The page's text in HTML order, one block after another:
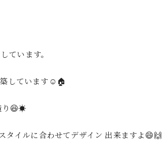
ています。
しています☺️🏠
り😆☀️
タイルに合わせてデザイン 出来ますよ😄🙌